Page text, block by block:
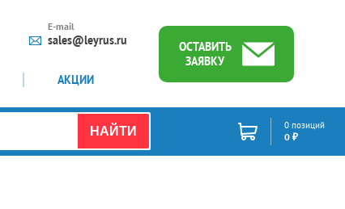
E-mail
sales@leyrus.ru
АКЦИИ
ОСТАВИТЬ
ЗАЯВКУ
НАЙТИ 0 позиций
0 ₽